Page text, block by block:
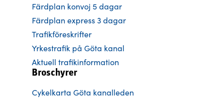
Färdplan konvoj 5 dagar
Färdplan express 3 dagar
Trafikföreskrifter
Yrkestrafik på Göta kanal
Aktuell trafikinformation
Broschyrer
Cykelkarta Göta kanalleden